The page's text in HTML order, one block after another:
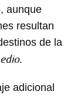
aunque
resultan
de la
.
adicional